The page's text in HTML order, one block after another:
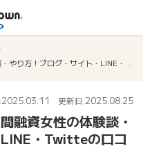
2025.03.11 更新日:2025.08.25
融資女性の体験談・
・Twitteの口コ